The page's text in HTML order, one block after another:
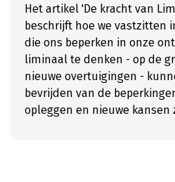
Het artikel 'De kracht van
beschrijft hoe we vastzitten
die ons beperken in onze
liminaal te denken - op de
nieuwe overtuigingen -
bevrijden van de
opleggen en nieuwe kansen